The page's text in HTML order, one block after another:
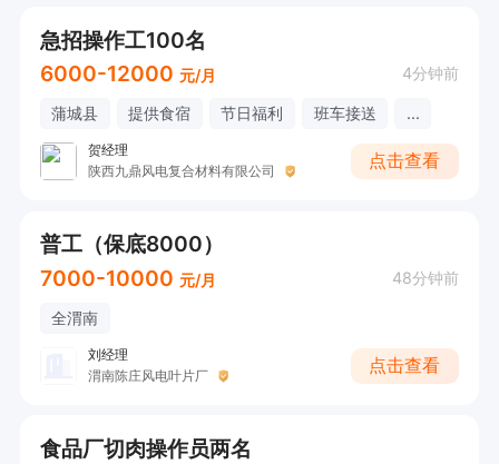
急招操作工100名
6000-12000 元/月 4分钟前
蒲城县 提供食宿 节日福利 班车接送 ...
贺经理
陕西九鼎风电复合材料有限公司
点击查看
普工（保底8000）
7000-10000 元/月 48分钟前
全渭南
刘经理
渭南陈庄风电叶片厂
点击查看
食品厂切肉操作员两名